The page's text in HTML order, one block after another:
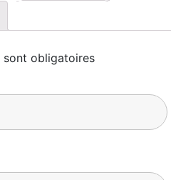
sont obligatoires